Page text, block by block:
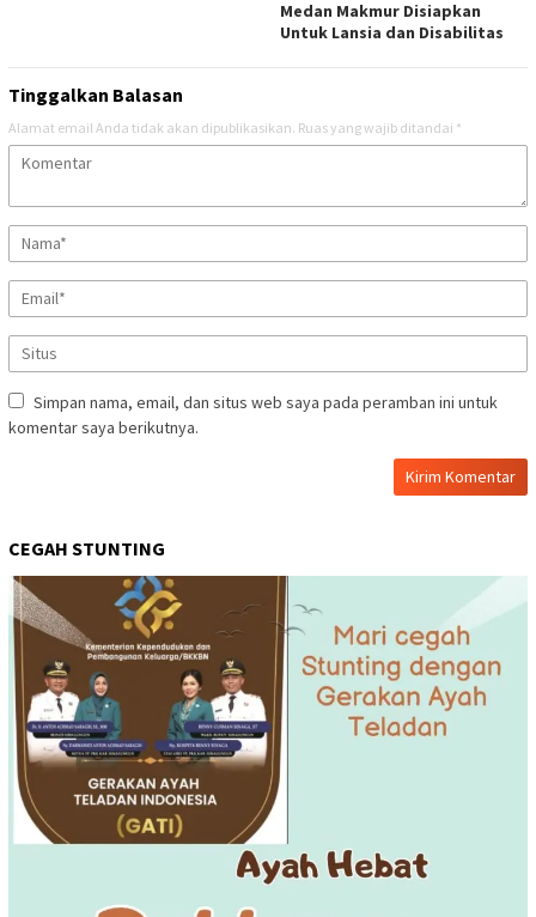
Medan Makmur Disiapkan
Untuk Lansia dan Disabilitas
Tinggalkan Balasan
Alamat email Anda tidak akan dipublikasikan. Ruas yang wajib ditandai *
Simpan nama, email, dan situs web saya pada peramban ini untuk
komentar saya berikutnya.
CEGAH STUNTING